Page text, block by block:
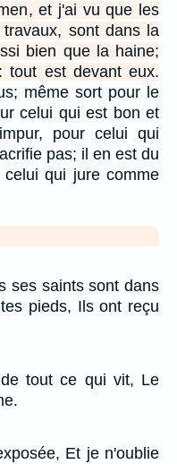
et j'ai vu que les
sont dans la
bien que la haine;
tout est devant eux.
même sort pour le
celui qui est bon et
pour celui qui
pas; il en est du
qui jure comme
ses saints sont dans
pieds, Ils ont reçu
tout ce qui vit, Le
Et je n'oublie